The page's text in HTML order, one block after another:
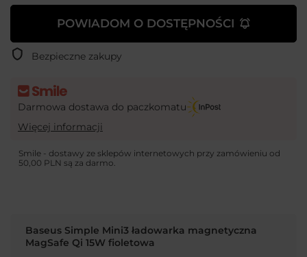
POWIADOM O DOSTĘPNOŚCI
Bezpieczne zakupy
Darmowa dostawa do paczkomatu
Więcej informacji
Smile - dostawy ze sklepów internetowych przy zamówieniu od
50,00 PLN są za darmo.
Baseus Simple Mini3 ładowarka magnetyczna
MagSafe Qi 15W fioletowa